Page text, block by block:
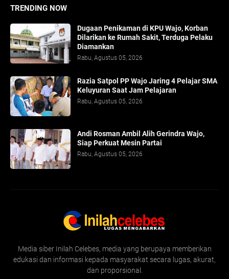
TRENDING NOW
Dugaan Penikaman di KPU Wajo, Korban
Dilarikan ke Rumah Sakit, Terduga Pelaku
Diamankan
Rabu, Agustus 05, 2026
Razia Satpol PP Wajo Jaring 4 Pelajar SMA
Keluyuran Saat Jam Pelajaran
Rabu, Agustus 05, 2026
Andi Rosman Ambil Alih Gerindra Wajo,
Siap Perkuat Mesin Partai
Rabu, Agustus 05, 2026
Media siber Inilah Celebes, media yang berupaya memberikan
edukasi dan informasi kepada masyarakat secara lugas, akurat,
dan proporsional.